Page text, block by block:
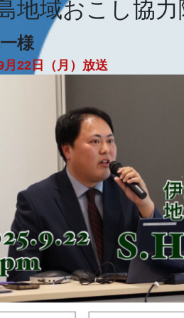
地域おこし協力
様
月22日（月）放送